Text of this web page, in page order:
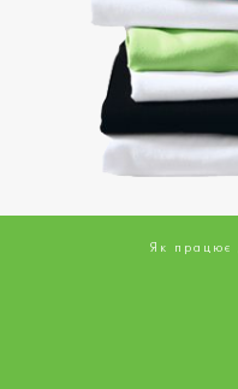
Як працює